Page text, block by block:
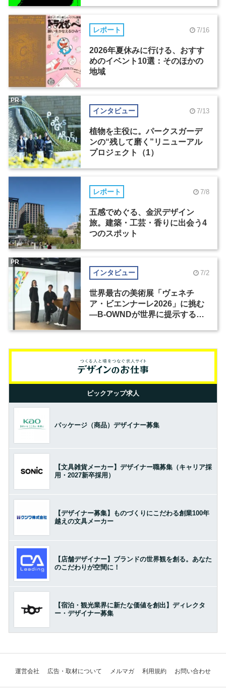
レポート 7/16
2026年夏休みに行ける、おすす
めのイベント10選：そのほかの
地域
インタビュー 7/13
植物を主役に。パークスガーデ
ンの“残して磨く”リニューアル
プロジェクト（1）
PR
レポート 7/8
五感でめぐる、金沢デザイン
旅。建築・工芸・香りに出会う4
つのスポット
インタビュー 7/2
世界最古の美術展「ヴェネチ
ア・ビエンナーレ2026」に挑む
―B-OWNDが世界に提示する美
PR
ピックアップ求人
パッケージ（商品）デザイナー募集
【文具雑貨メーカー】デザイナー職募集（キャリア採
用・2027新卒採用）
【デザイナー募集】ものづくりにこだわる創業100年
越えの文具メーカー
【店舗デザイナー】ブランドの世界観を創る。あなた
のこだわりが空間に！
【宿泊・観光業界に新たな価値を創出】ディレクタ
ー・デザイナー募集
運営会社 広告・取材について メルマガ 利用規約 お問い合わせ